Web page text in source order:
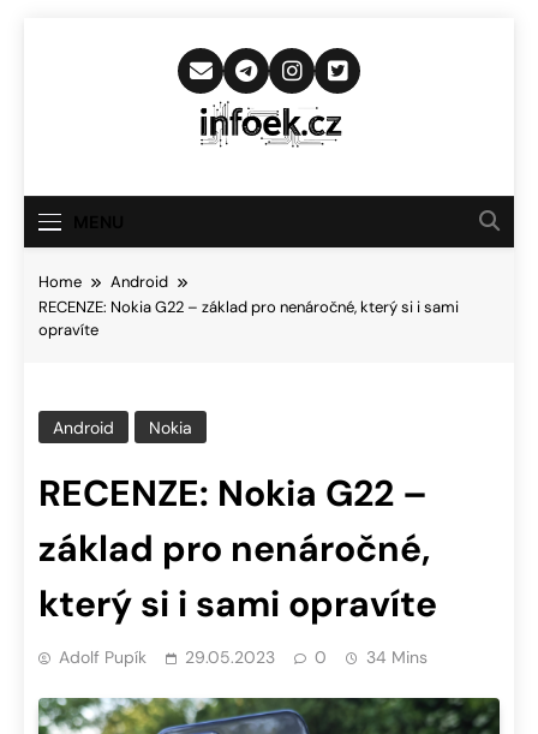
Infoek.cz
Novinkám
Home
Android
RECENZE: Nokia G22 – základ pro nenáročné, který si i sami
opravíte
Android Nokia
RECENZE: Nokia G22 –
základ pro nenáročné,
který si i sami opravíte
Adolf Pupík 29.05.2023 0 34 Mins